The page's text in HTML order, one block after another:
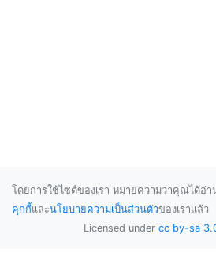
โดยการใช้ไซต์ของเรา หมายความว่าคุณได้อ่า
คุกกี้และนโยบายความเป็นส่วนตัวของเราแล้ว
Licensed under cc by-sa